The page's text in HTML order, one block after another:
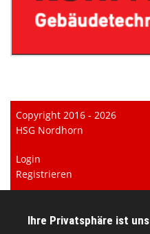
Copyright 2016 - 2026
HSG Nordhorn
Login
Registrieren
Datenschutzerklärung